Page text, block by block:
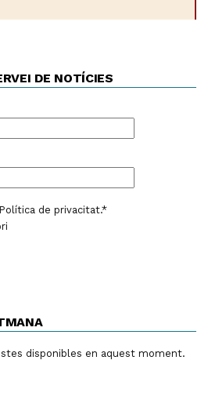
DE NOTÍCIES
Política de privacitat.*
disponibles en aquest moment.